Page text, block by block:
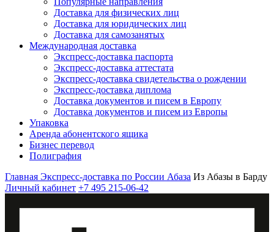
Доставка для физических лиц
Доставка для юридических лиц
Доставка для самозанятых
Международная доставка
Экспресс-доставка паспорта
Экспресс-доставка аттестата
Экспресс-доставка свидетельства о рождении
Экспресс-доставка диплома
Доставка документов и писем в Европу
Доставка документов и писем из Европы
Упаковка
Аренда абонентского ящика
Бизнес перевод
Полиграфия
Главная Экспресс-доставка по России Абаза Из Абазы в Барду
Личный кабинет +7 495 215-06-42